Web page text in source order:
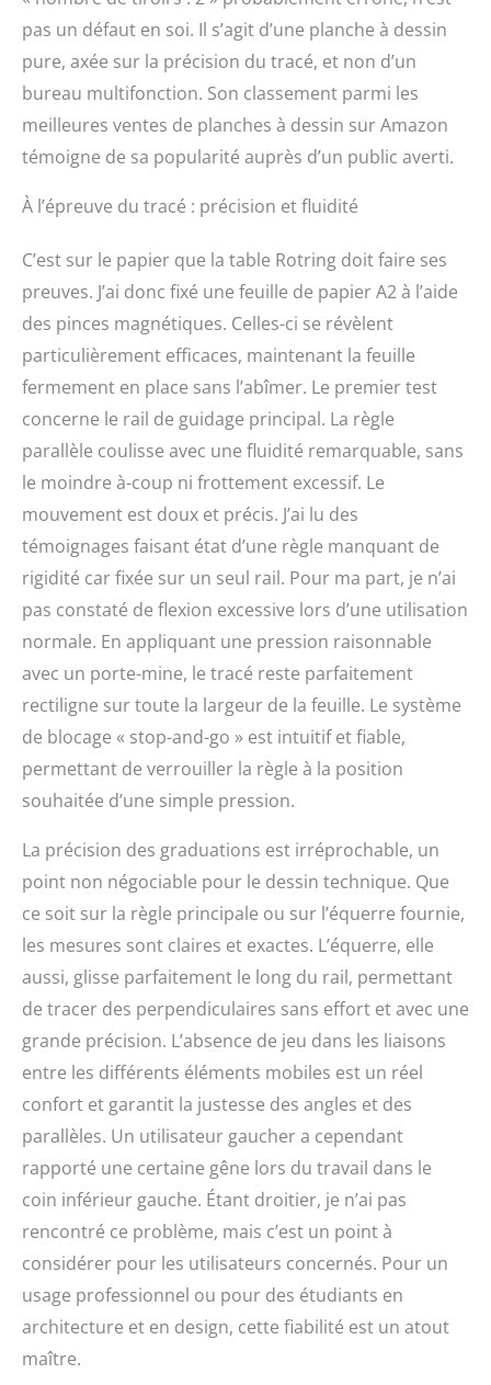
pas un défaut en soi. Il s’agit d’une planche à dessin
pure, axée sur la précision du tracé, et non d’un
bureau multifonction. Son classement parmi les
meilleures ventes de planches à dessin sur Amazon
témoigne de sa popularité auprès d’un public averti.
À l’épreuve du tracé : précision et fluidité
C’est sur le papier que la table Rotring doit faire ses
preuves. J’ai donc fixé une feuille de papier A2 à l’aide
des pinces magnétiques. Celles-ci se révèlent
particulièrement efficaces, maintenant la feuille
fermement en place sans l’abîmer. Le premier test
concerne le rail de guidage principal. La règle
parallèle coulisse avec une fluidité remarquable, sans
le moindre à-coup ni frottement excessif. Le
mouvement est doux et précis. J’ai lu des
témoignages faisant état d’une règle manquant de
rigidité car fixée sur un seul rail. Pour ma part, je n’ai
pas constaté de flexion excessive lors d’une utilisation
normale. En appliquant une pression raisonnable
avec un porte-mine, le tracé reste parfaitement
rectiligne sur toute la largeur de la feuille. Le système
de blocage « stop-and-go » est intuitif et fiable,
permettant de verrouiller la règle à la position
souhaitée d’une simple pression.
La précision des graduations est irréprochable, un
point non négociable pour le dessin technique. Que
ce soit sur la règle principale ou sur l’équerre fournie,
les mesures sont claires et exactes. L’équerre, elle
aussi, glisse parfaitement le long du rail, permettant
de tracer des perpendiculaires sans effort et avec une
grande précision. L’absence de jeu dans les liaisons
entre les différents éléments mobiles est un réel
confort et garantit la justesse des angles et des
parallèles. Un utilisateur gaucher a cependant
rapporté une certaine gêne lors du travail dans le
coin inférieur gauche. Étant droitier, je n’ai pas
rencontré ce problème, mais c’est un point à
considérer pour les utilisateurs concernés. Pour un
usage professionnel ou pour des étudiants en
architecture et en design, cette fiabilité est un atout
maître.